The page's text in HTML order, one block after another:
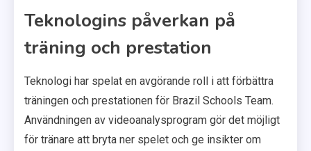
Teknologins påverkan på
träning och prestation
Teknologi har spelat en avgörande roll i att förbättra
träningen och prestationen för Brazil Schools Team.
Användningen av videoanalysprogram gör det möjligt
för tränare att bryta ner spelet och ge insikter om